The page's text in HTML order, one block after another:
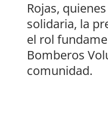
Rojas,
solidaria, la
el rol
Bomberos
comunidad.